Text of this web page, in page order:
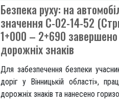
Безпека руху: на
значення С-02-14-52
1+000 – 2+690
дорожніх знаків
Для забезпечення безпеки
доріг у Вінницькій області»,
дорожніх знаків та нанесено